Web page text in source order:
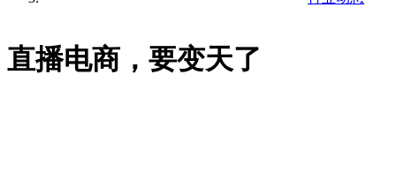
直播电商，要变天了